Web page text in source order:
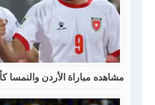
مشاهده مباراة الأردن والنمسا كأس